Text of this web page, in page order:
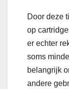
Door deze
op
er echter
soms
belangrijk
andere